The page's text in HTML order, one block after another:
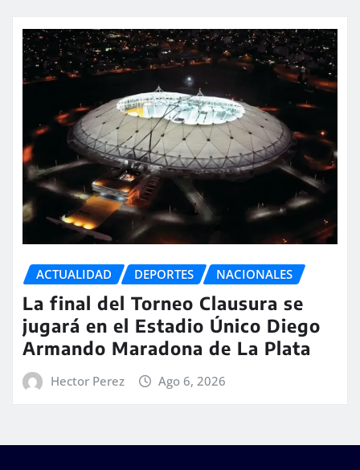
ACTUALIDAD DEPORTES NACIONALES
La final del Torneo Clausura se
jugará en el Estadio Único Diego
Armando Maradona de La Plata
Hector Perez Ago 6, 2026